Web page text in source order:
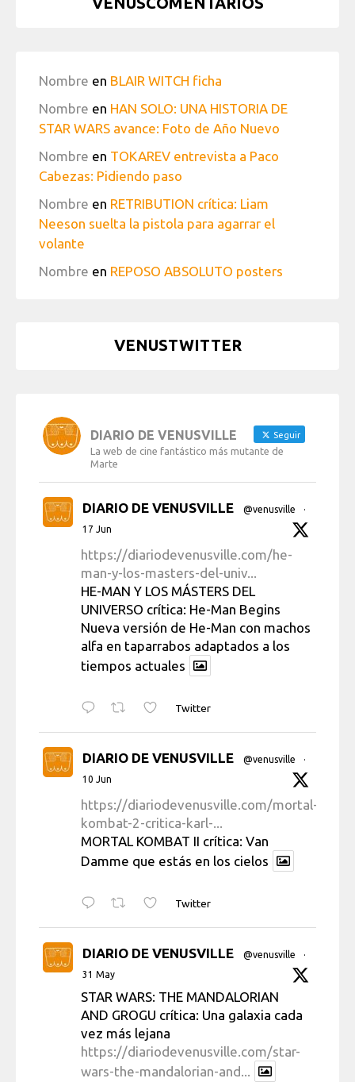
Nombre en BLAIR WITCH ficha
Nombre en HAN SOLO: UNA HISTORIA DE
STAR WARS avance: Foto de Año Nuevo
Nombre en TOKAREV entrevista a Paco
Cabezas: Pidiendo paso
Nombre en RETRIBUTION crítica: Liam
Neeson suelta la pistola para agarrar el
volante
Nombre en REPOSO ABSOLUTO posters
VENUSTWITTER
DIARIO DE VENUSVILLE Seguir
La web de cine fantástico más mutante de
Marte
DIARIO DE VENUSVILLE @venusville
·
17 Jun
https://diariodevenusville.com/he-
man-y-los-masters-del-univ...
HE-MAN Y LOS MÁSTERS DEL
UNIVERSO crítica: He-Man Begins
Nueva versión de He-Man con machos
alfa en taparrabos adaptados a los
tiempos actuales
Twitter
DIARIO DE VENUSVILLE @venusville
·
10 Jun
https://diariodevenusville.com/mortal-
kombat-2-critica-karl-...
MORTAL KOMBAT II crítica: Van
Damme que estás en los cielos
Twitter
DIARIO DE VENUSVILLE @venusville
·
31 May
STAR WARS: THE MANDALORIAN
AND GROGU crítica: Una galaxia cada
vez más lejana
https://diariodevenusville.com/star-
wars-the-mandalorian-and...